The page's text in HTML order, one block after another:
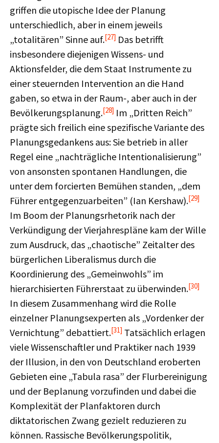
griffen die utopische Idee der Planung
unterschiedlich, aber in einem jeweils
„totalitären” Sinne auf.[27] Das betrifft
insbesondere diejenigen Wissens- und
Aktionsfelder, die dem Staat Instrumente zu
einer steuernden Intervention an die Hand
gaben, so etwa in der Raum-, aber auch in der
Bevölkerungsplanung.[28] Im „Dritten Reich”
prägte sich freilich eine spezifische Variante des
Planungsgedankens aus: Sie betrieb in aller
Regel eine „nachträgliche Intentionalisierung”
von ansonsten spontanen Handlungen, die
unter dem forcierten Bemühen standen, „dem
Führer entgegenzuarbeiten” (Ian Kershaw).[29]
Im Boom der Planungsrhetorik nach der
Verkündigung der Vierjahrespläne kam der Wille
zum Ausdruck, das „chaotische” Zeitalter des
bürgerlichen Liberalismus durch die
Koordinierung des „Gemeinwohls” im
hierarchisierten Führerstaat zu überwinden.[30]
In diesem Zusammenhang wird die Rolle
einzelner Planungsexperten als „Vordenker der
Vernichtung” debattiert.[31] Tatsächlich erlagen
viele Wissenschaftler und Praktiker nach 1939
der Illusion, in den von Deutschland eroberten
Gebieten eine „Tabula rasa” der Flurbereinigung
und der Beplanung vorzufinden und dabei die
Komplexität der Planfaktoren durch
diktatorischen Zwang gezielt reduzieren zu
können. Rassische Bevölkerungspolitik,